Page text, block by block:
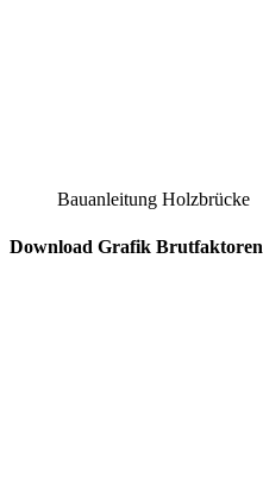
Bauanleitung Holzbrücke
Download Grafik Brutfaktoren